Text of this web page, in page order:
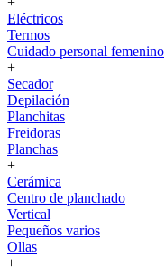
Eléctricos
Termos
Cuidado personal femenino
+
Secador
Depilación
Planchitas
Freidoras
Planchas
+
Cerámica
Centro de planchado
Vertical
Pequeños varios
Ollas
+